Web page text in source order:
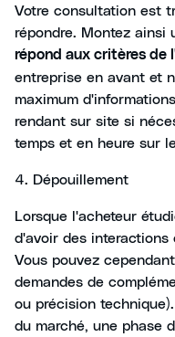
Votre consultation est
répondre. Montez ainsi
répond aux critères de
entreprise en avant et
maximum
rendant sur site si
temps et en heure sur
4. Dépouillement
Lorsque l'acheteur
d'avoir des
Vous pouvez
demandes de
ou précision
du marché, une phase